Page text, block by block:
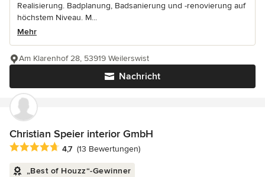
Realisierung. Badplanung, Badsanierung und -renovierung auf
höchstem Niveau. M...
Mehr
Nachricht
Am Klarenhof 28, 53919 Weilerswist
Christian Speier interior GmbH
Durchschnittliche Bewertung: 4.7 von 5 Sternen
4,7 (13 Bewertungen)
„Best of Houzz“-Gewinner